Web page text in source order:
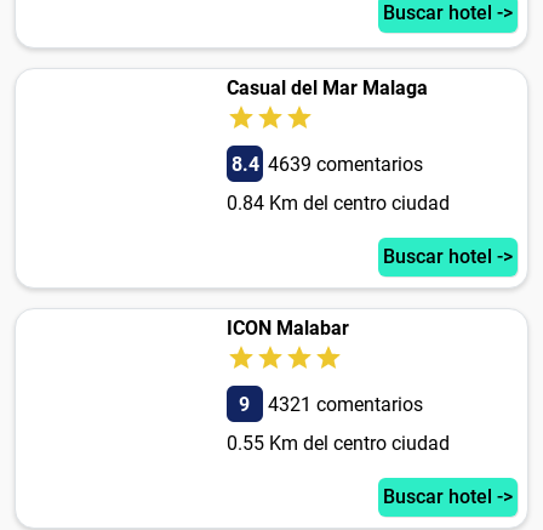
Buscar hotel ->
Casual del Mar Malaga
8.4 4639 comentarios
0.84 Km del centro ciudad
Buscar hotel ->
ICON Malabar
9
4321 comentarios
0.55 Km del centro ciudad
Buscar hotel ->